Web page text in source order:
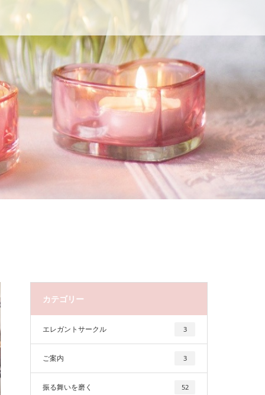
カテゴリー
エレガントサークル 3
ご案内 3
振る舞いを磨く 52